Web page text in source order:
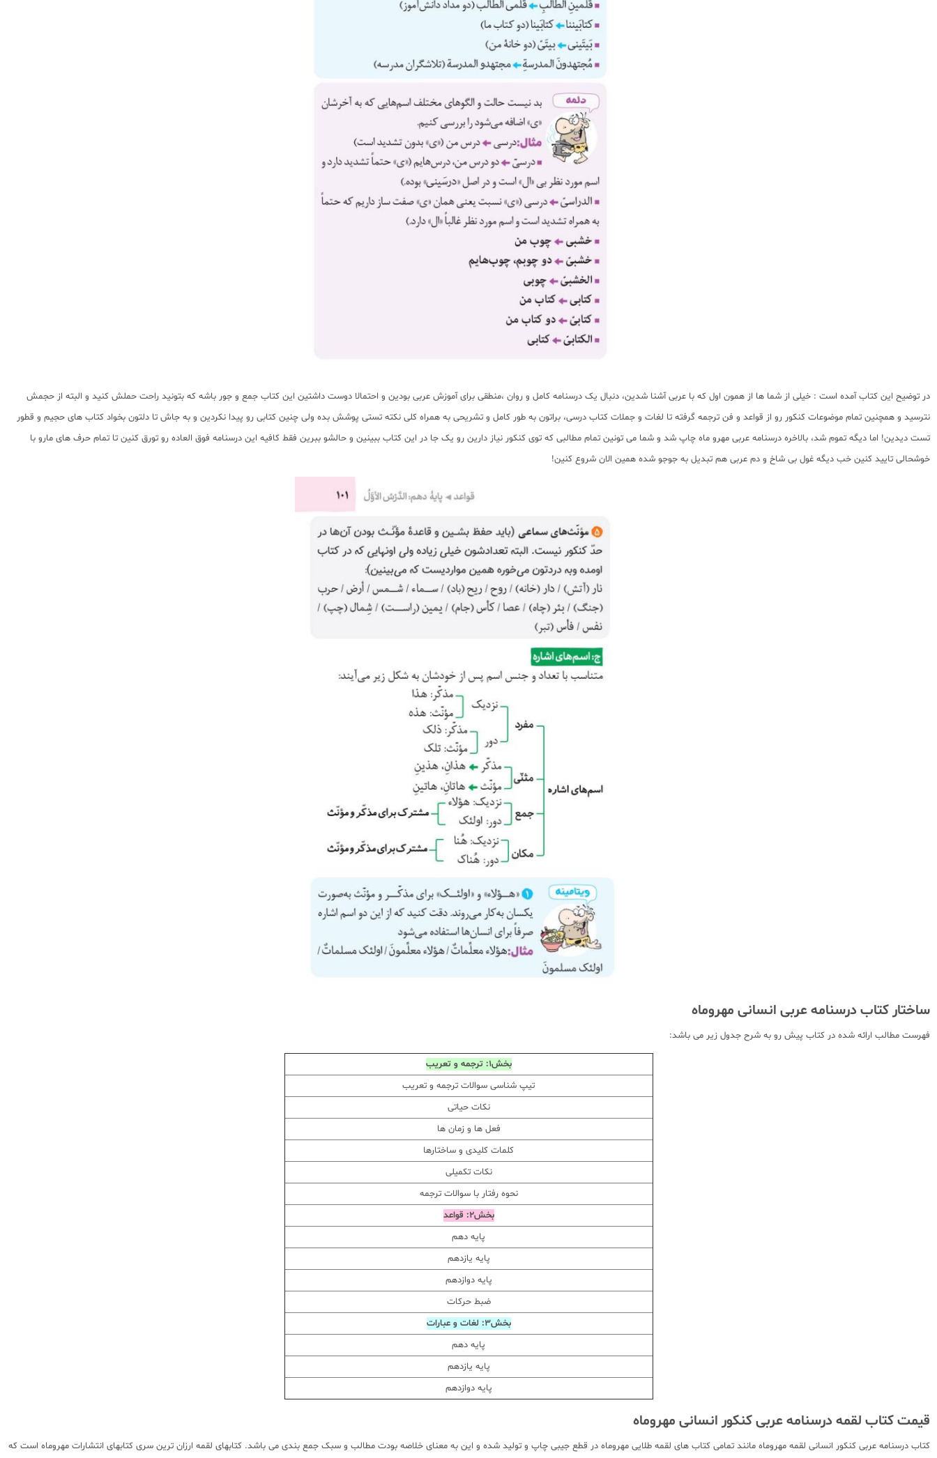
در توضیح این کتاب آمده است : خیلی از شما ها از همون اول که با عربی آشنا شدین، دنبال یک درسنامه کامل و روان ،منطقی برای آموزش عربی بودین و احتمالا دوست داشتین این کتاب جمع و جور باشه که بتونید راحت حملش کنید و البته از حجمش
نترسید و همچنین تمام موضوعات کنکور رو از قواعد و فن ترجمه گرفته تا لغات و جملات کتاب درسی، براتون به طور کامل و تشریحی به همراه کلی نکته تستی پوشش بده ولی چنین کتابی رو پیدا نکردین و به جاش تا دلتون بخواد کتاب های حجیم و قطور
تست دیدین! اما دیگه تموم شد، بالاخره درسنامه عربی مهرو ماه چاپ شد و شما می تونین تمام مطالبی که توی کنکور نیاز دارین رو یک جا در این کتاب ببینین و حالشو ببرین فقط کافیه این درسنامه فوق العاده رو تورق کنین تا تمام حرف های مارو با
خوشحالی تایید کنین خب دیگه غول بی شاخ و دم عربی هم تبدیل به جوجو شده همین الان شروع کنین!
ساختار کتاب درسنامه عربی انسانی مهروماه
فهرست مطالب ارائه شده در کتاب پیش رو به شرح جدول زیر می باشد:
بخش1: ترجمه و تعریب
تیپ شناسی سوالات ترجمه و تعریب
نکات حیاتی
فعل ها و زمان ها
کلمات کلیدی و ساختارها
نکات تکمیلی
نحوه رفتار با سوالات ترجمه
بخش2: قواعد
پایه دهم
پایه یازدهم
پایه دوازدهم
ضبط حرکات
بخش3: لغات و عبارات
پایه دهم
پایه یازدهم
پایه دوازدهم
قیمت کتاب لقمه درسنامه عربی کنکور انسانی مهروماه
کتاب درسنامه عربی کنکور انسانی لقمه مهروماه مانند تمامی کتاب های لقمه طلایی مهروماه در قطع جیبی چاپ و تولید شده و این به معنای خلاصه بودت مطالب و سبک جمع بندی می باشد. کتابهای لقمه ارزان ترین سری کتابهای انتشارات مهروماه است که